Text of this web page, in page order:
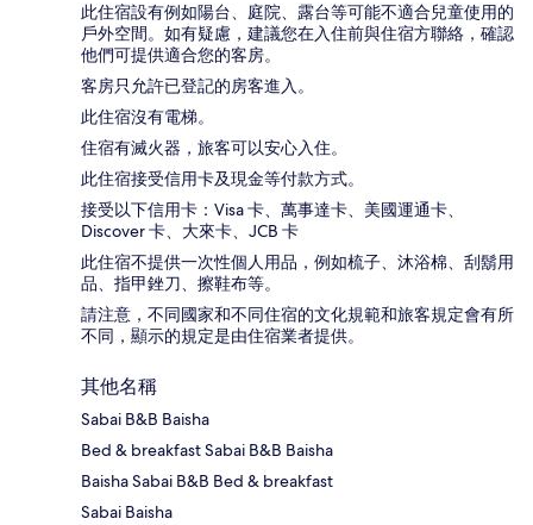
此住宿設有例如陽台、庭院、露台等可能不適合兒童使用的
戶外空間。如有疑慮，建議您在入住前與住宿方聯絡，確認
他們可提供適合您的客房。
客房只允許已登記的房客進入。
此住宿沒有電梯。
住宿有滅火器，旅客可以安心入住。
此住宿接受信用卡及現金等付款方式。
接受以下信用卡：Visa 卡、萬事達卡、美國運通卡、
Discover 卡、大來卡、JCB 卡
此住宿不提供一次性個人用品，例如梳子、沐浴棉、刮鬍用
品、指甲銼刀、擦鞋布等。
請注意，不同國家和不同住宿的文化規範和旅客規定會有所
不同，顯示的規定是由住宿業者提供。
其他名稱
Sabai B&B Baisha
Bed & breakfast Sabai B&B Baisha
Baisha Sabai B&B Bed & breakfast
Sabai Baisha